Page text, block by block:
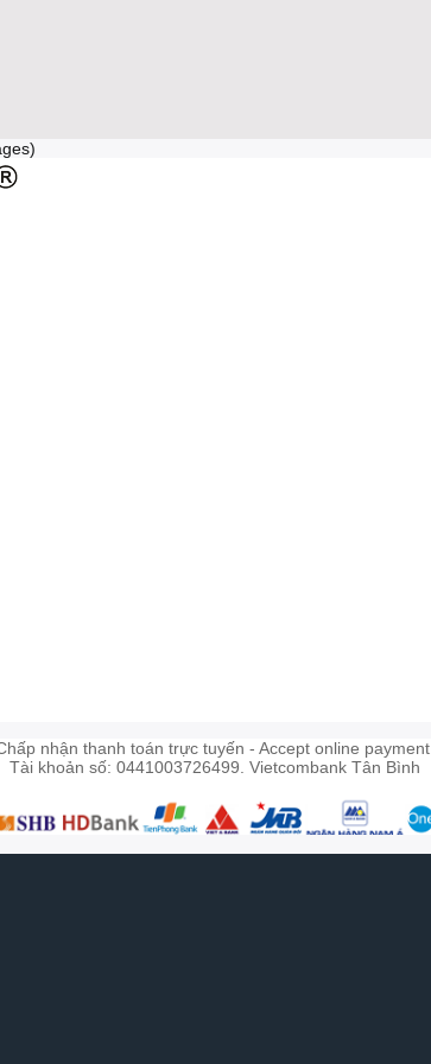
nhận thanh toán trực tuyến - Accept online payment.
Tài khoản số: 0441003726499. Vietcombank Tân Bình